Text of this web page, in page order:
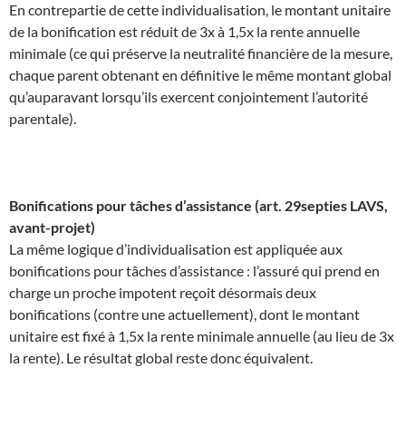
En contrepartie de cette individualisation, le montant unitaire
de la bonification est réduit de 3x à 1,5x la rente annuelle
minimale (ce qui préserve la neutralité financière de la mesure,
chaque parent obtenant en définitive le même montant global
qu’auparavant lorsqu’ils exercent conjointement l’autorité
parentale).
Bonifications pour tâches d’assistance (art. 29septies LAVS,
avant-projet)
La même logique d’individualisation est appliquée aux
bonifications pour tâches d’assistance : l’assuré qui prend en
charge un proche impotent reçoit désormais deux
bonifications (contre une actuellement), dont le montant
unitaire est fixé à 1,5x la rente minimale annuelle (au lieu de 3x
la rente). Le résultat global reste donc équivalent.